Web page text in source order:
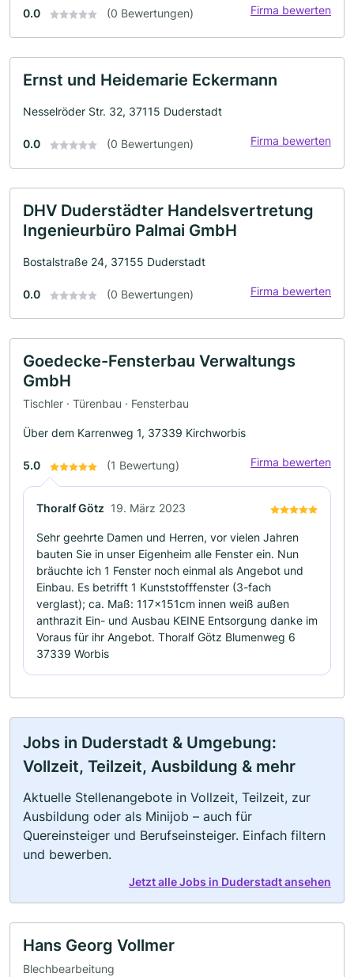
0.0 (0 Bewertungen) Firma bewerten
Ernst und Heidemarie Eckermann
Nesselröder Str. 32, 37115 Duderstadt
0.0 (0 Bewertungen) Firma bewerten
DHV Duderstädter Handelsvertretung
Ingenieurbüro Palmai GmbH
Bostalstraße 24, 37155 Duderstadt
0.0 (0 Bewertungen) Firma bewerten
Goedecke-Fensterbau Verwaltungs
GmbH
Tischler · Türenbau · Fensterbau
Über dem Karrenweg 1, 37339 Kirchworbis
5.0 (1 Bewertung) Firma bewerten
Thoralf Götz 19. März 2023
Sehr geehrte Damen und Herren, vor vielen Jahren
bauten Sie in unser Eigenheim alle Fenster ein. Nun
bräuchte ich 1 Fenster noch einmal als Angebot und
Einbau. Es betrifft 1 Kunststofffenster (3-fach
verglast); ca. Maß: 117x151cm innen weiß außen
anthrazit Ein- und Ausbau KEINE Entsorgung danke im
Voraus für ihr Angebot. Thoralf Götz Blumenweg 6
37339 Worbis
Jobs in Duderstadt & Umgebung:
Vollzeit, Teilzeit, Ausbildung & mehr
Aktuelle Stellenangebote in Vollzeit, Teilzeit, zur
Ausbildung oder als Minijob – auch für
Quereinsteiger und Berufseinsteiger. Einfach filtern
und bewerben.
Jetzt alle Jobs in Duderstadt ansehen
Hans Georg Vollmer
Blechbearbeitung